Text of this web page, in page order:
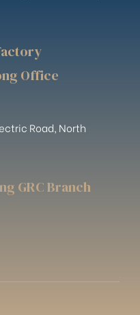
Office
Road, North
GRC Branch